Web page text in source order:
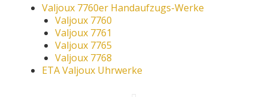
Valjoux 7760er Handaufzugs-Werke
Valjoux 7760
Valjoux 7761
Valjoux 7765
Valjoux 7768
ETA Valjoux Uhrwerke